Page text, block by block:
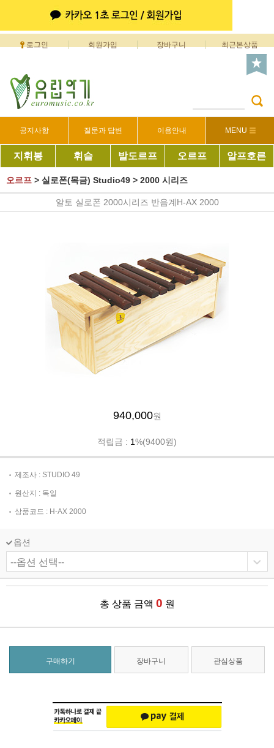
로그인 회원가입 장바구니 최근본상품
공지사항 질문과 답변 이용안내 MENU
지휘봉 휘슬 발도르프 오르프 알프호른
오르프 > 실로폰(목금) Studio49 > 2000 시리즈
알토 실로폰 2000시리즈 반음계H-AX 2000
940,000원
적립금 : 1%(9400원)
제조사 : STUDIO 49
원산지 : 독일
상품코드 : H-AX 2000
옵션
총 상품 금액 0 원
구매하기 장바구니 관심상품